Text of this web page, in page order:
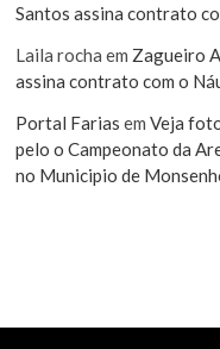
Santos assina contrato
Laila rocha em Zagueiro
assina contrato com o
Portal Farias emVeja
pelo o Campeonato da
no Municipio de